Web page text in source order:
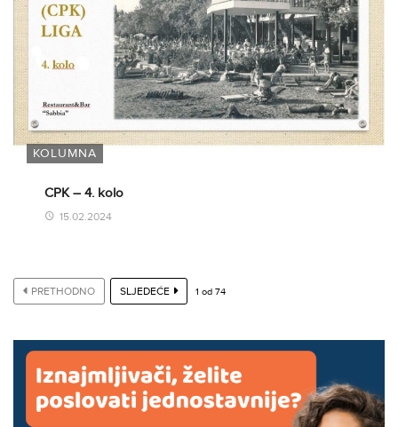
KOLUMNA
CPK – 4. kolo
15.02.2024
PRETHODNO SLJEDEĆE 1 od 74